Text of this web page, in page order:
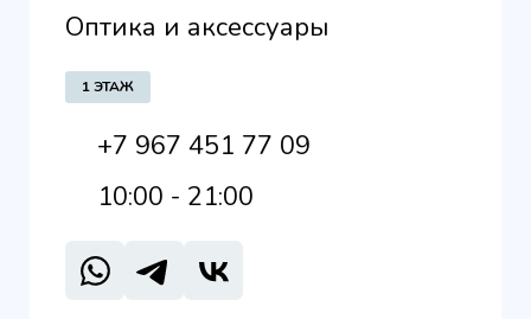
Оптика и аксессуары
1 ЭТАЖ
+7 967 451 77 09
10:00 - 21:00